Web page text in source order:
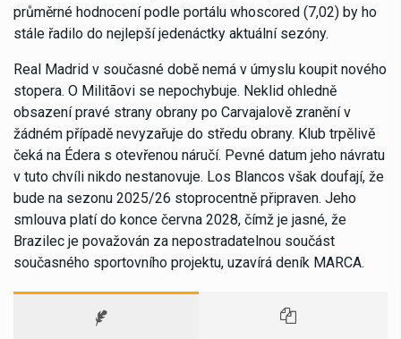
průměrné hodnocení podle portálu whoscored (7,02) by ho
stále řadilo do nejlepší jedenáctky aktuální sezóny.
Real Madrid v současné době nemá v úmyslu koupit nového
stopera. O Militãovi se nepochybuje. Neklid ohledně
obsazení pravé strany obrany po Carvajalově zranění v
žádném případě nevyzařuje do středu obrany. Klub trpělivě
čeká na Édera s otevřenou náručí. Pevné datum jeho návratu
v tuto chvíli nikdo nestanovuje. Los Blancos však doufají, že
bude na sezonu 2025/26 stoprocentně připraven. Jeho
smlouva platí do konce června 2028, čímž je jasné, že
Brazilec je považován za nepostradatelnou součást
současného sportovního projektu, uzavírá deník MARCA.